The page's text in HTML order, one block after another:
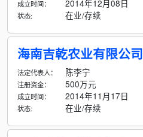
成立时间： 2014年12月08日
状态: 在业/存续
海南吉乾农业有限公司
法定代表人： 陈李宁
注册资金： 500万元
成立时间： 2014年11月17日
状态: 在业/存续